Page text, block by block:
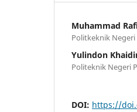
Muhammad
Politkeknik Negeri
Yulindon
Politeknik Negeri
DOI: https://